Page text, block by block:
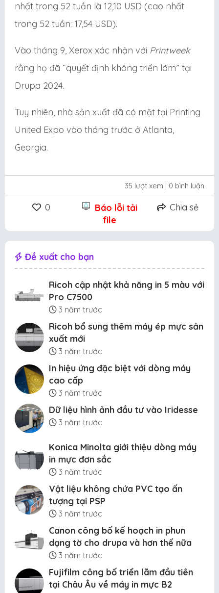
nhất trong 52 tuần là 12,10 USD (cao nhất
trong 52 tuần: 17,54 USD).
Vào tháng 9, Xerox xác nhận với Printweek
rằng họ đã “quyết định không triển lãm” tại
Drupa 2024.
Tuy nhiên, nhà sản xuất đã có mặt tại Printing
United Expo vào tháng trước ở Atlanta,
Georgia.
35 lượt xem | 0 bình luận
0
Báo lỗi tải
file
Chia sẻ
Đề xuất cho bạn
Ricoh cập nhật khả năng in 5 màu với
Pro C7500
3 năm trước
Ricoh bổ sung thêm máy ép mực sản
xuất mới
3 năm trước
In hiệu ứng đặc biệt với dòng máy
cao cấp
3 năm trước
Dữ liệu hình ảnh đầu tư vào Iridesse
3 năm trước
Konica Minolta giới thiệu dòng máy
in mực đơn sắc
3 năm trước
Vật liệu không chứa PVC tạo ấn
tượng tại PSP
3 năm trước
Canon công bố kế hoạch in phun
dạng tờ cho drupa và hơn thế nữa
3 năm trước
Fujifilm công bố triển lãm đầu tiên
tại Châu Âu về máy in mực B2